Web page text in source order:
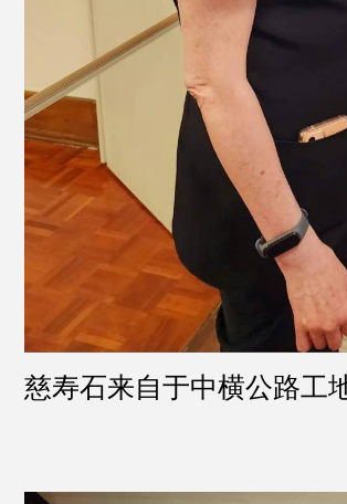
慈寿石来自于中横公路工